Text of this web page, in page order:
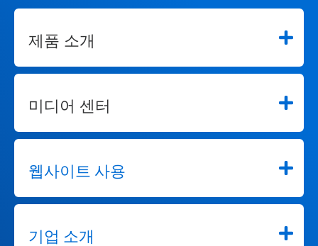
제품 소개
미디어 센터
웹사이트 사용
기업 소개